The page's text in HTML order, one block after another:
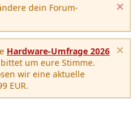
dein Forum-
Hardware-Umfrage 2026
um eure Stimme.
wir eine aktuelle
EUR.